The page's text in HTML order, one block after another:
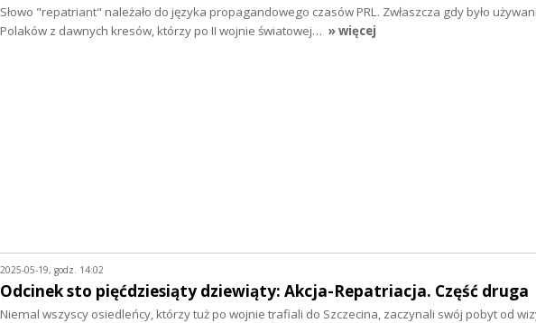
Słowo "repatriant" należało do języka propagandowego czasów PRL. Zwłaszcza gdy było
Polaków z dawnych kresów, którzy po II wojnie światowej… » więcej
2025-05-19, godz. 14:02
Odcinek sto pięćdziesiąty dziewiąty: Akcja-Repatriacja. Część druga
Niemal wszyscy osiedleńcy, którzy tuż po wojnie trafiali do Szczecina, zaczynali swój pobyt od